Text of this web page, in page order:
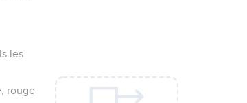
les
rouge